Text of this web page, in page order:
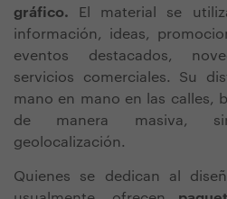
gráfico. El material se
información, ideas,
eventos destacados,
servicios comerciales. Su
mano en mano en las calles,
de manera masiva,
geolocalización.
Quienes se dedican al